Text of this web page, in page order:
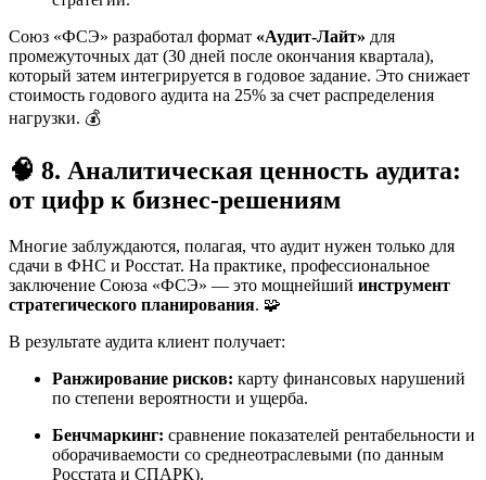
Союз «ФСЭ» разработал формат «Аудит-Лайт» для
промежуточных дат (30 дней после окончания квартала),
который затем интегрируется в годовое задание. Это снижает
стоимость годового аудита на 25% за счет распределения
нагрузки. 💰
🧠 8. Аналитическая ценность аудита:
от цифр к бизнес-решениям
Многие заблуждаются, полагая, что аудит нужен только для
сдачи в ФНС и Росстат. На практике, профессиональное
заключение Союза «ФСЭ» — это мощнейший инструмент
стратегического планирования. 🧩
В результате аудита клиент получает:
Ранжирование рисков: карту финансовых нарушений
по степени вероятности и ущерба.
Бенчмаркинг: сравнение показателей рентабельности и
оборачиваемости со среднеотраслевыми (по данным
Росстата и СПАРК).